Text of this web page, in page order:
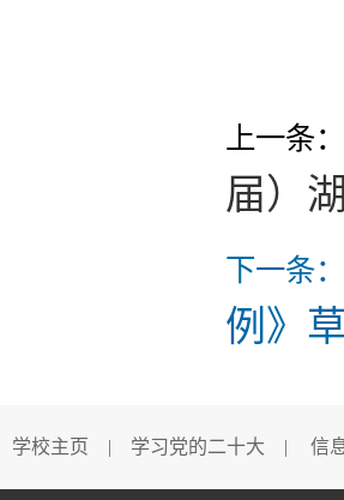
上一条：
届）
下一条：
例》
学校主页 | 学习党的二十大 | 信